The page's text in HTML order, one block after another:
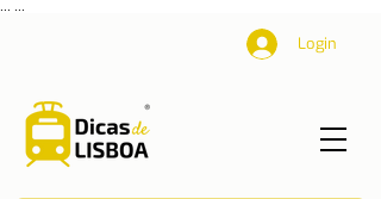
Login